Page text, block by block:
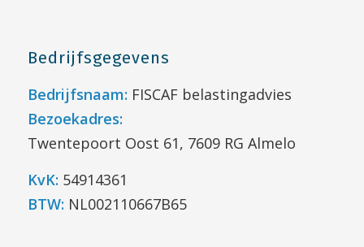
Bedrijfsgegevens
Bedrijfsnaam: FISCAF belastingadvies
Bezoekadres:
Twentepoort Oost 61, 7609 RG Almelo
KvK: 54914361
BTW: NL002110667B65